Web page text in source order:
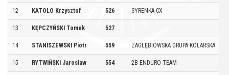
12 KATOLO Krzysztof 526 SYRENKA CX
13 KĘPCZYŃSKI Tomek 527
14 STANISZEWSKI Piotr 559 ZAGŁĘBIOWSKA GRUPA KOLARSKA
15 RYTWIŃSKI Jarosław 554 2B ENDURO TEAM